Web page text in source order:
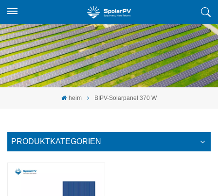
heim BIPV-Solarpanel 370 W
PRODUKTKATEGORIEN